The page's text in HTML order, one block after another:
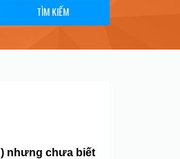
TÌM KIẾM
) nhưng chưa biết